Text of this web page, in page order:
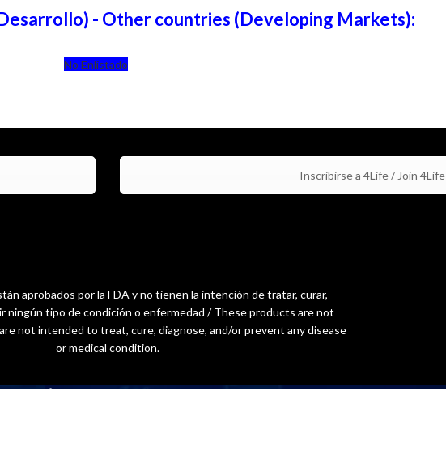
- Other countries (Developing Markets):
No Enlistado
Inscribirse a 4Life / Join 4Life
aprobados por la FDA y no tienen la intención de tratar, curar,
ningún tipo de condición o enfermedad / These products are not
not intended to treat, cure, diagnose, and/or prevent any disease
or medical condition.